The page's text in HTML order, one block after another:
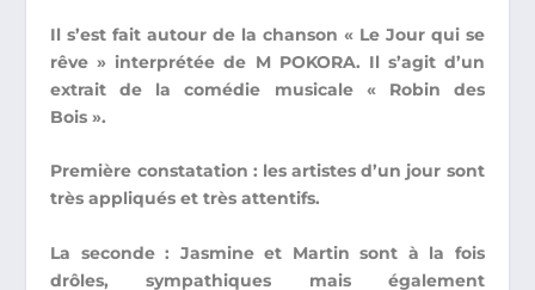
Il s’est fait autour de la chanson « Le Jour qui se
rêve » interprétée de M POKORA. Il s’agit d’un
extrait de la comédie musicale « Robin des
Bois ».
Première constatation : les artistes d’un jour sont
très appliqués et très attentifs.
La seconde : Jasmine et Martin sont à la fois
drôles, sympathiques mais également